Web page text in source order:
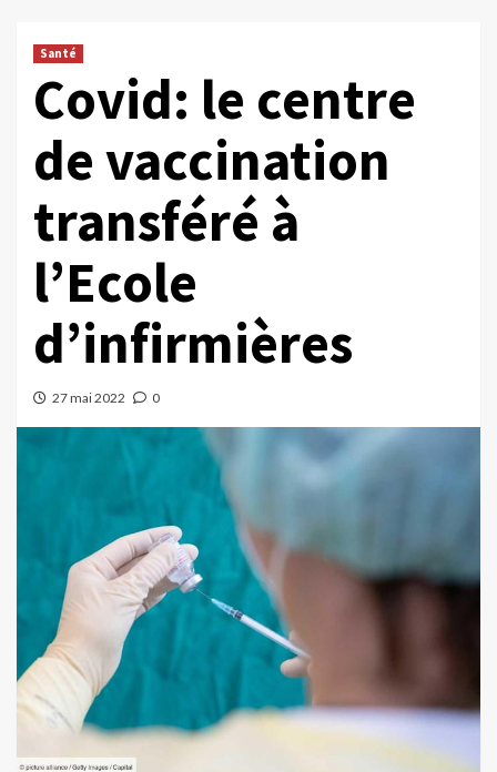
Santé
Covid: le centre
de vaccination
transféré à
l’Ecole
d’infirmières
27 mai 2022 0